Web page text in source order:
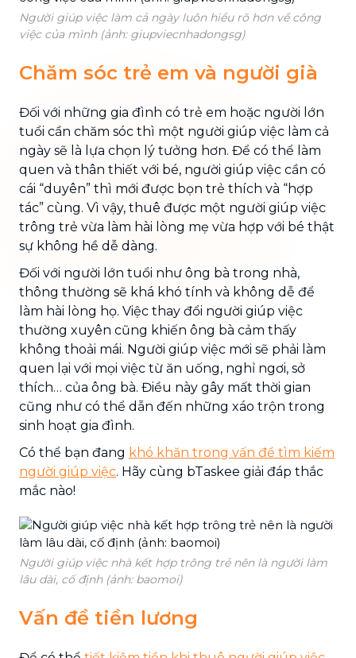
Người giúp việc làm cả ngày luôn hiểu rõ hơn về công
việc của mình (ảnh: giupviecnhadongsg)
Chăm sóc trẻ em và người già
Đối với những gia đình có trẻ em hoặc người lớn
tuổi cần chăm sóc thì một người giúp việc làm cả
ngày sẽ là lựa chọn lý tưởng hơn. Để có thể làm
quen và thân thiết với bé, người giúp việc cần có
cái “duyên” thì mới được bọn trẻ thích và “hợp
tác” cùng. Vì vậy, thuê được một người giúp việc
trông trẻ vừa làm hài lòng mẹ vừa hợp với bé thật
sự không hề dễ dàng.
Đối với người lớn tuổi như ông bà trong nhà,
thông thường sẽ khá khó tính và không dễ để
làm hài lòng họ. Việc thay đổi người giúp việc
thường xuyên cũng khiến ông bà cảm thấy
không thoải mái. Người giúp việc mới sẽ phải làm
quen lại với mọi việc từ ăn uống, nghỉ ngơi, sở
thích… của ông bà. Điều này gây mất thời gian
cũng như có thể dẫn đến những xáo trộn trong
sinh hoạt gia đình.
Có thể bạn đang khó khăn trong vấn đề tìm kiếm
người giúp việc. Hãy cùng bTaskee giải đáp thắc
mắc nào!
Người giúp việc nhà kết hợp trông trẻ nên là người làm
lâu dài, cố định (ảnh: baomoi)
Vấn đề tiền lương